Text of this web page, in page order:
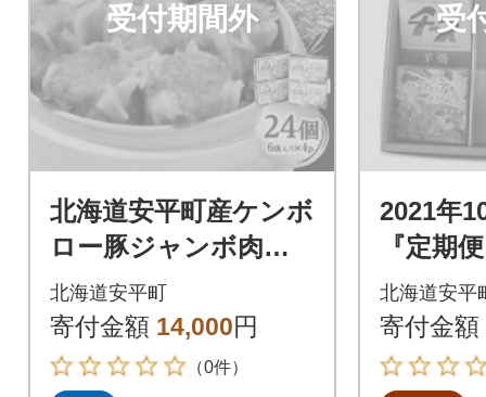
受付期間外
北海道安平町産ケンボ
ロー豚ジャンボ肉し
ゅうまい 4パック
北海道安平町
寄付金額 14,000円
（0件）
受
2021年
『定期
プゼリ
うかん
全6回
北海道安平
寄付金額